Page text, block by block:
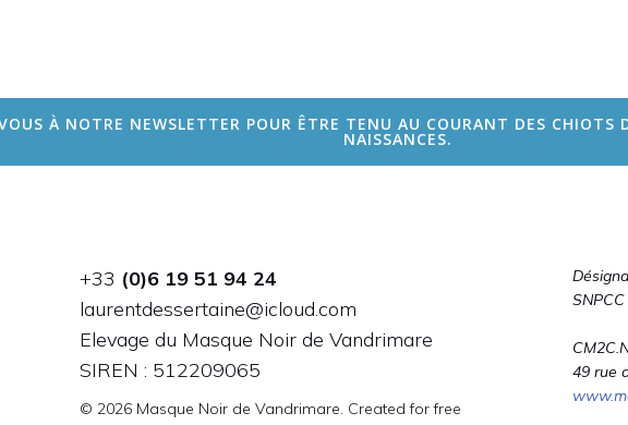
À NOTRE NEWSLETTER POUR ÊTRE TENU AU COURANT DES CHIOTS
NAISSANCES.
+33 (0)6 19 51 94 24
laurentdessertaine@icloud.com
Elevage du Masque Noir de Vandrimare
SIREN : 512209065
© 2026 Masque Noir de Vandrimare. Created for free
SNPCC
49 rue